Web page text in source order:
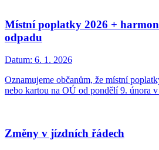
Místní poplatky 2026 +
odpadu
Datum: 6. 1. 2026
Oznamujeme občanům, že místní
nebo kartou na OÚ od pondělí 9. února
Změny v jízdních řádech